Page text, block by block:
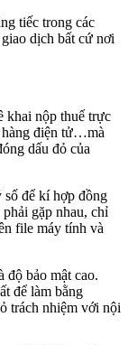
tiếc trong các
dịch bất cứ nơi
khai nộp thuế trực
hàng điện tử…mà
dấu đỏ của
số để kí hợp đồng
gặp nhau, chỉ
file máy tính và
độ bảo mật cao.
để làm bằng
trách nhiệm với nội